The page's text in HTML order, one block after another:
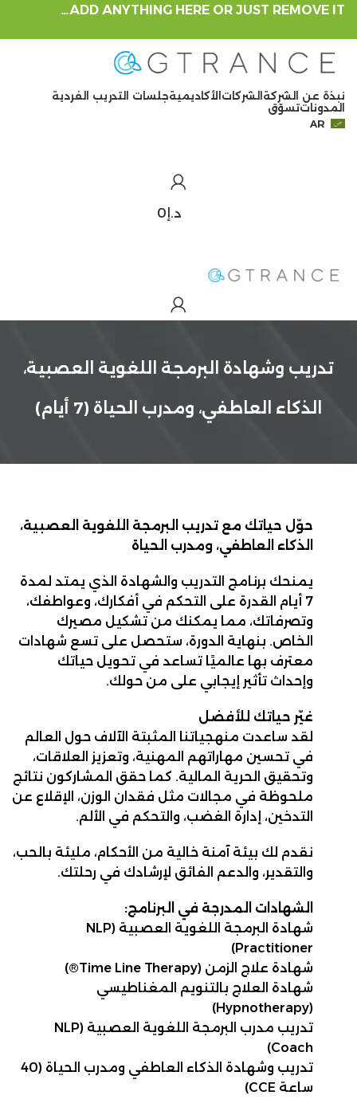
ADD ANYTHING HERE OR JUST REMOVE IT…
نبذة عن الشركة الشركات الأكاديميةجلسات التدريب الفردية
المدوناتتسوّق
AR
د.إ 0
تدريب وشهادة البرمجة اللغوية العصبية،
الذكاء العاطفي، ومدرب الحياة (7 أيام)
حوّل حياتك مع تدريب البرمجة اللغوية العصبية،
الذكاء العاطفي، ومدرب الحياة
يمنحك برنامج التدريب والشهادة الذي يمتد لمدة
7 أيام القدرة على التحكم في أفكارك، وعواطفك،
وتصرفاتك، مما يمكنك من تشكيل مصيرك
الخاص. بنهاية الدورة، ستحصل على تسع شهادات
معترف بها عالميًا تساعد في تحويل حياتك
وإحداث تأثير إيجابي على من حولك.
غيّر حياتك للأفضل
لقد ساعدت منهجياتنا المثبتة الآلاف حول العالم
في تحسين مهاراتهم المهنية، وتعزيز العلاقات،
وتحقيق الحرية المالية. كما حقق المشاركون نتائج
ملحوظة في مجالات مثل فقدان الوزن، الإقلاع عن
التدخين، إدارة الغضب، والتحكم في الألم.
نقدم لك بيئة آمنة خالية من الأحكام، مليئة بالحب،
والتقدير، والدعم الفائق لإرشادك في رحلتك.
الشهادات المدرجة في البرنامج:
شهادة البرمجة اللغوية العصبية (NLP
Practitioner)
شهادة علاج الزمن (Time Line Therapy®)
شهادة العلاج بالتنويم المغناطيسي
(Hypnotherapy)
تدريب مدرب البرمجة اللغوية العصبية (NLP
Coach)
تدريب وشهادة الذكاء العاطفي ومدرب الحياة (40
ساعة CCE)